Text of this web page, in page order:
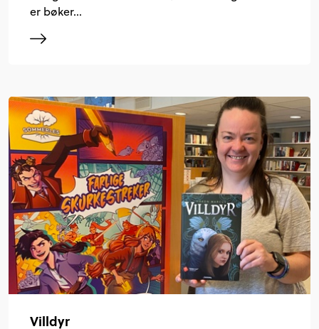
er bøker…
Villdyr